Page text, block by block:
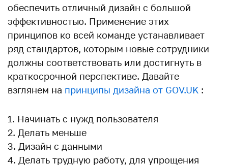
обеспечить отличный дизайн с большой
эффективностью. Применение этих
принципов ко всей команде устанавливает
ряд стандартов, которым новые сотрудники
должны соответствовать или достигнуть в
краткосрочной перспективе. Давайте
взглянем на принципы дизайна от GOV.UK :
Начинать с нужд пользователя
Делать меньше
Дизайн с данными
Делать трудную работу, для упрощения